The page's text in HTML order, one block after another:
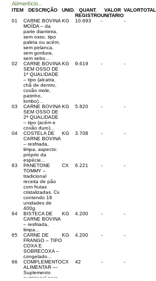
Alimentício...
ITEM DESCRIÇÃO UNID.
QUANT.
REGISTRO
VALOR
UNITARIO
VALORTOTAL
01
CARNE BOVINA
MOÍDA – da
parte dianteira,
sem osso, tipo
paleta ou acém,
sem pelanca,
sem gordura,
sem sebo...
KG 10.693 - -
02
CARNE BOVINA
SEM OSSO DE
1ª QUALIDADE
– tipo (alcatra,
chã de dentro,
coxão mole,
patinho,
lombo)...
KG 9.619 - -
03
CARNE BOVINA
SEM OSSO DE
2ª QUALIDADE
– tipo (acém e
coxão duro)...
KG 5.820 - -
04
COSTELA DE
CARNE BOVINA
– resfriada,
limpa, aspecto:
próprio da
espécie...
KG 3.708 - -
63
PANETONE
TOMMY –
tradicional
receita de pão
com frutas
cristalizadas. Cx
contendo 18
unidades de
400g.
CX 6.221 - -
64
BISTECA DE
CARNE BOVINA
– resfriada,
limpa...
KG 4.200 - -
65
CARNE DE
FRANGO – TIPO
COXA E
SOBRECOXA –
congelado...
KG 4.200 - -
66
COMPLEMENTO
ALIMENTAR —
Suplemento
nutricional para
CX 42 - -